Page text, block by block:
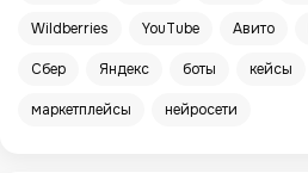
Wildberries YouTube Авито
Сбер Яндекс боты кейсы
маркетплейсы нейросети